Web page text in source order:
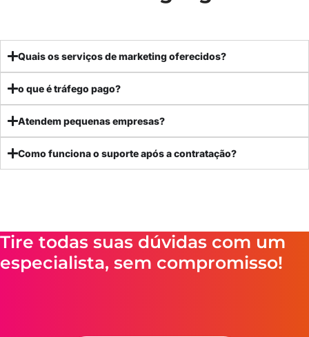
Quais os serviços de marketing oferecidos?
o que é tráfego pago?
Atendem pequenas empresas?
Como funciona o suporte após a contratação?
Tire todas suas dúvidas com um
especialista, sem compromisso!